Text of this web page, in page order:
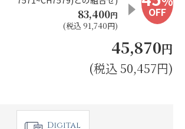
83,400円
(税込 91,740円)
OFF
45,870円
(税込 50,457円)